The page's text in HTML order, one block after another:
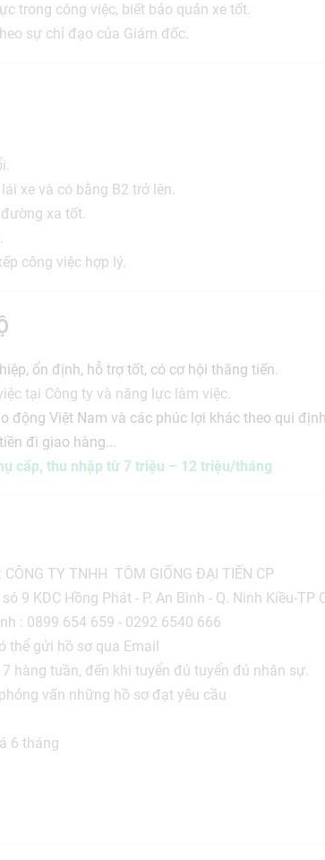
trong công việc, biết bảo quản xe tốt.
sự chỉ đạo của Giám đốc.
xe và có bằng B2 trở lên.
xa tốt.
công việc hợp lý.
ổn định, hỗ trợ tốt, có cơ hội thăng tiến.
tại Công ty và năng lực làm việc.
động Việt Nam và các phúc lợi khác theo qui
đi giao hàng...
cấp, thu nhập từ 7 triệu – 12 triệu/tháng
TY TNHH TÔM GIỐNG ĐẠI TIẾN CP
Hồng Phát - P. An Bình - Q. Ninh Kiều-TP
654 659 - 0292 6540 666
gửi hồ sơ qua Email
hàng tuần, đến khi tuyển đủ tuyển đủ nhân sự.
vấn những hồ sơ đạt yêu cầu
6 tháng